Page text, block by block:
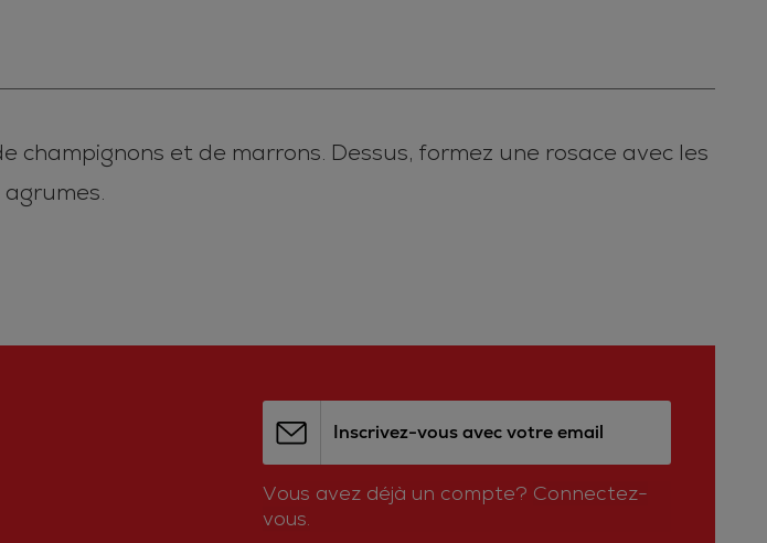
champignons et de marrons. Dessus, formez une rosace avec les
Inscrivez-vous avec votre email
Vous avez déjà un compte? Connectez-
vous.